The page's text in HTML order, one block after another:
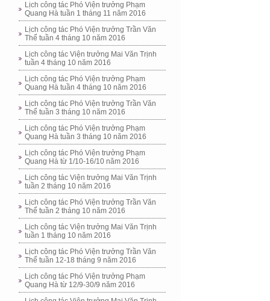
Lịch công tác Phó Viện trưởng Phạm
Quang Hà tuần 1 tháng 11 năm 2016
Lịch công tác Phó Viện trưởng Trần Văn
Thể tuần 4 tháng 10 năm 2016
Lịch công tác Viện trưởng Mai Văn Trịnh
tuần 4 tháng 10 năm 2016
Lịch công tác Phó Viện trưởng Phạm
Quang Hà tuần 4 tháng 10 năm 2016
Lịch công tác Phó Viện trưởng Trần Văn
Thể tuần 3 tháng 10 năm 2016
Lịch công tác Phó Viện trưởng Phạm
Quang Hà tuần 3 tháng 10 năm 2016
Lịch công tác Phó Viện trưởng Phạm
Quang Hà từ 1/10-16/10 năm 2016
Lịch công tác Viện trưởng Mai Văn Trịnh
tuần 2 tháng 10 năm 2016
Lịch công tác Phó Viện trưởng Trần Văn
Thể tuần 2 tháng 10 năm 2016
Lịch công tác Viện trưởng Mai Văn Trịnh
tuần 1 tháng 10 năm 2016
Lịch công tác Phó Viện trưởng Trần Văn
Thể tuần 12-18 tháng 9 năm 2016
Lịch công tác Phó Viện trưởng Phạm
Quang Hà từ 12/9-30/9 năm 2016